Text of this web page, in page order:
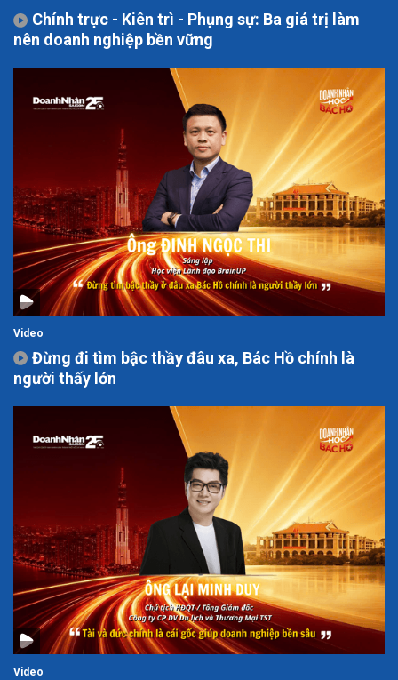
Chính trực - Kiên trì - Phụng sự: Ba giá trị làm
nên doanh nghiệp bền vững
Video
Đừng đi tìm bậc thầy đâu xa, Bác Hồ chính là
người thấy lớn
Video